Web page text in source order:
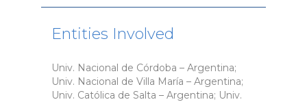
Entities Involved
Univ. Nacional de Córdoba – Argentina;
Univ. Nacional de Villa María – Argentina;
Univ. Católica de Salta – Argentina; Univ.